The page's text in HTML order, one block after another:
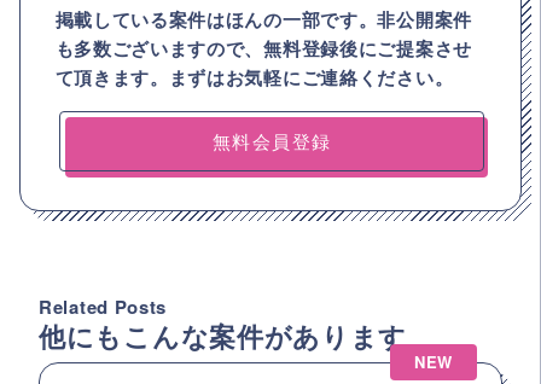
掲載している案件はほんの一部です。非公開案件
も多数ございますので、無料登録後にご提案させ
て頂きます。まずはお気軽にご連絡ください。
無料会員登録
Related Posts
他にもこんな案件があります
NEW